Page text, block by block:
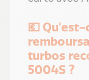
💶 Qu'est-
turbos
5004S ?